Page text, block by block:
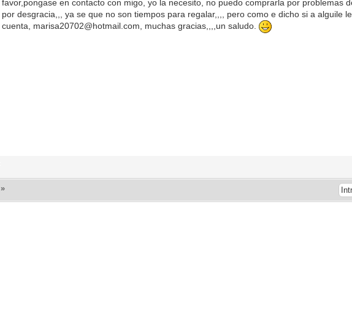
favor,pongase en contacto con migo, yo la necesito, no puedo comprarla por problemas
por desgracia,,, ya se que no son tiempos para regalar,,,, pero como e dicho si a alguile
cuenta, marisa20702@hotmail.com, muchas gracias,,,,un saludo.
»